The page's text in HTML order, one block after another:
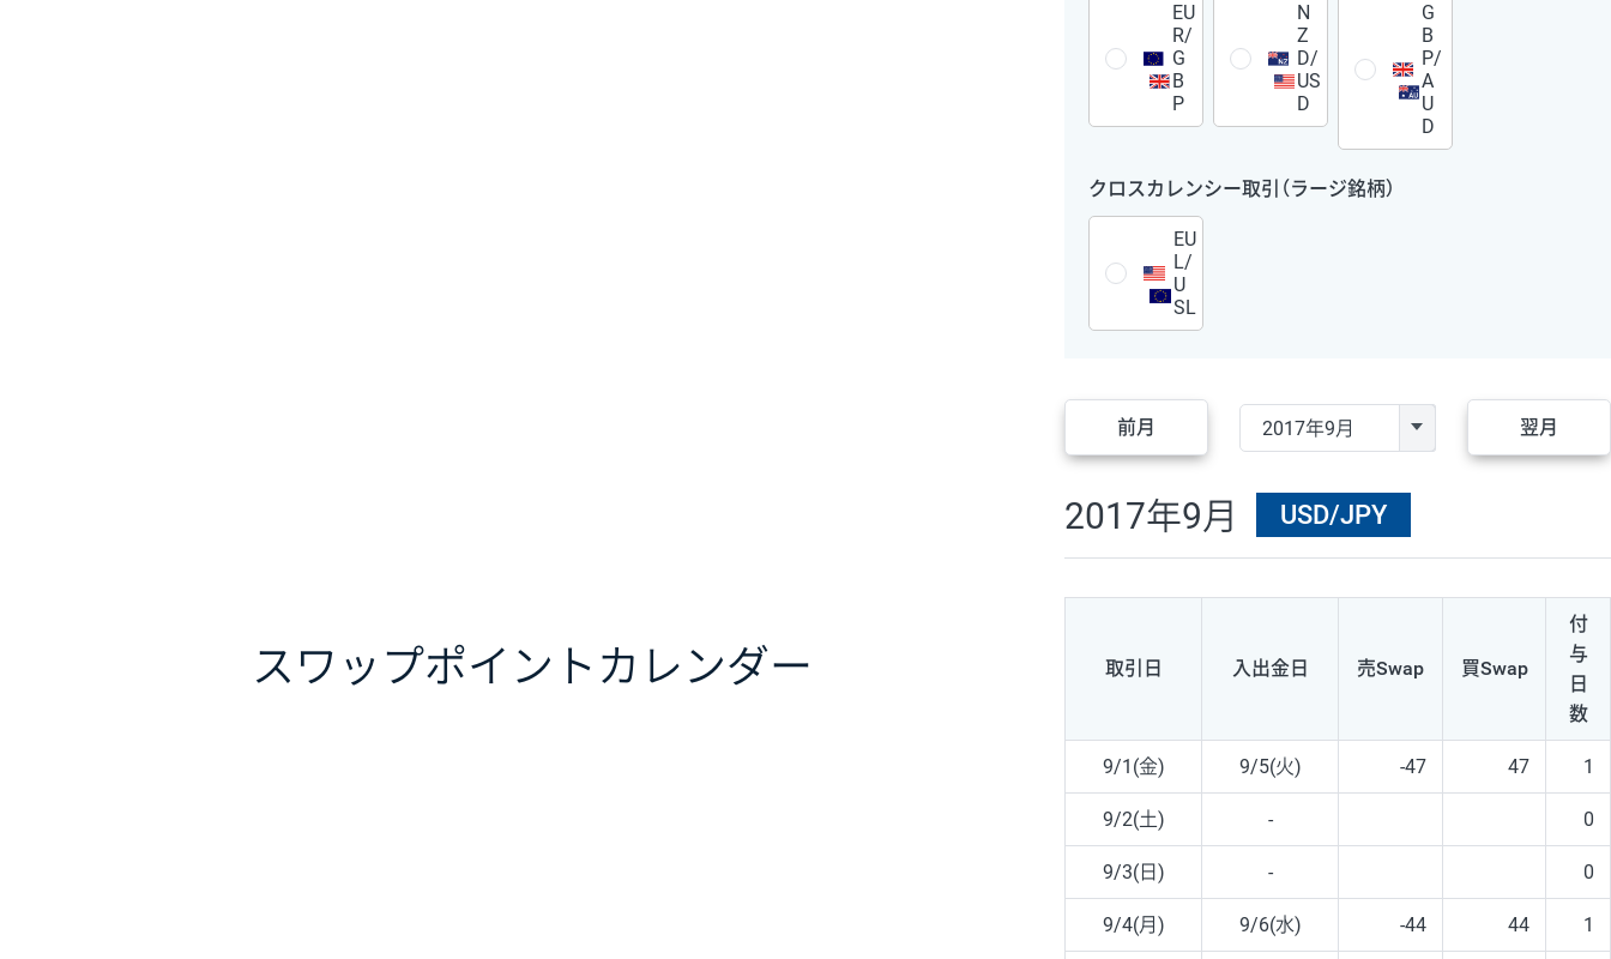
スワップポイント カレンダー
EU
R/
G
B
P
N
Z
D/
US
D
G
B
P/
A
U
D
クロスカレンシー取引（ラージ銘柄）
EU
L/
U
SL
前月 翌月
2017年9月 USD/JPY
取引日 入出金日 売Swap 買Swap
付
与
日
数
9/1(金) 9/5(火) -47 47 1
9/2(土) - 0
9/3(日) - 0
9/4(月) 9/6(水) -44 44 1